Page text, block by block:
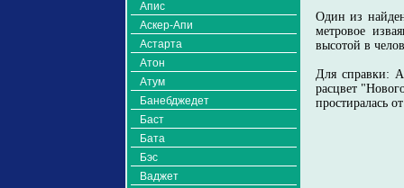
Апис
Аскер-Апи
Астарта
Атон
Атум
Банебджедет
Баст
Бата
Бэс
Ваджет
Один из
метровое
высотой в
Для справки:
расцвет
простиралась